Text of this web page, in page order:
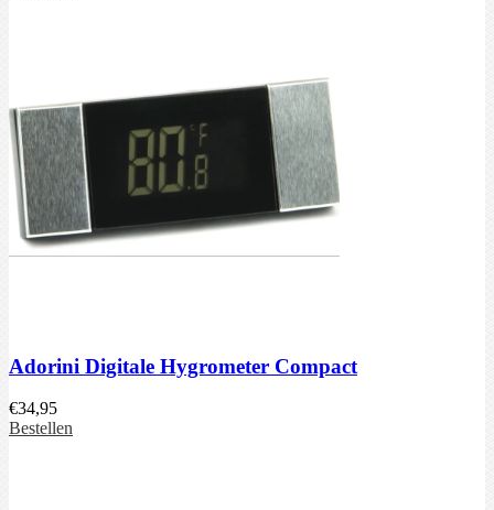
Adorini Digitale Hygrometer Compact
€34,95
Bestellen